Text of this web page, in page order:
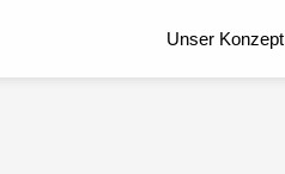
Unser Konzept